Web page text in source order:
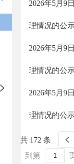
2026年5月9
理情况的公
2026年5月9
理情况的公
2026年5月9
理情况的公
共 172 条
到第